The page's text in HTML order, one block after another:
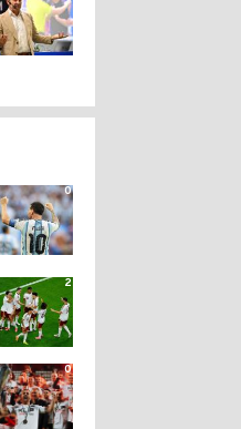
0
2
0